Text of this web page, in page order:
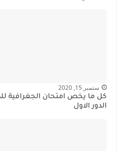
ستمبر 15, 2020
الدور الاول